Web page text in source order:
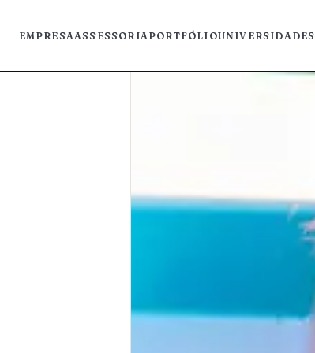
EMPRESA ASSESSORIA PORTFÓLIOUNIVERSIDADES